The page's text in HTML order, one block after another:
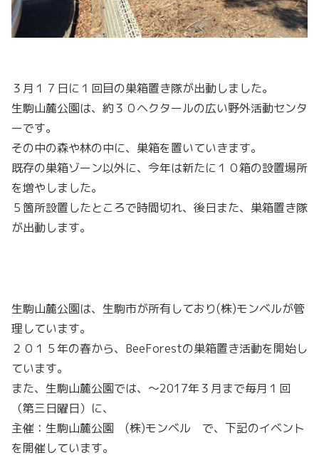
３月１７日に１回目の巣箱置き隊が出動しました。
生駒山麓公園は、約３０ヘクタールの広い野外活動センタ
ーです。
その中の森や林の中に、巣箱を置いていきます。
既存の巣箱ゾーン以外に、今年は新たに１０箱の設置場所
を増やしました。
５箇所設置したところで時間切れ、後日また、巣箱置き隊
が出動します。
生駒山麓公園は、生駒市が所有しており(株)モンベルが管
理しています。
２０１５年の春から、BeeForestの巣箱置き活動を開始し
ています。
また、生駒山麓公園では、〜2017年３月まで毎月１回
（第三日曜日）に、
主催：生駒山麓公園 (株)モンベル で、下記のイベント
を開催しています。